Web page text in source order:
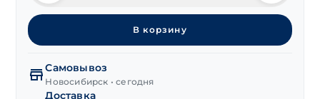
товара
Винт
п/
DIN 7985
крест
В корзину
Самовывоз
Новосибирск • сегодня
Доставка